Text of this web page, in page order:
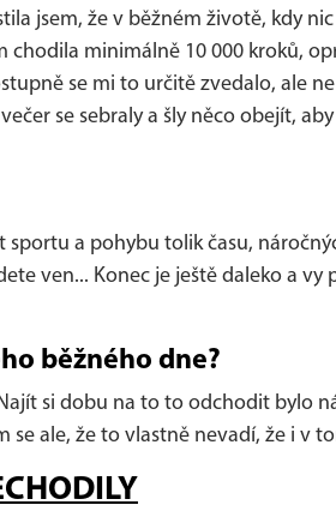
jsem, že v běžném životě, kdy
chodila minimálně 10 000 kroků,
se mi to určitě zvedalo, ale
se sebraly a šly něco obejít,
a pohybu tolik času,
ven... Konec je ještě daleko a
běžného dne?
si dobu na to to odchodit bylo
se ale, že to vlastně nevadí, že i v